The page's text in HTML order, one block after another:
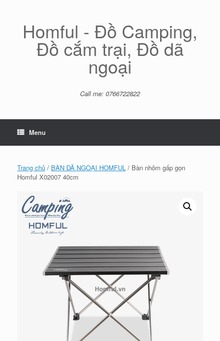
Homful - Đồ Camping,
Đồ cắm trại, Đồ dã
ngoại
Call me: 0766722822
Menu
Trang chủ / BÀN DÃ NGOẠI HOMFUL / Bàn nhôm gấp gọn
Homful X02007 40cm